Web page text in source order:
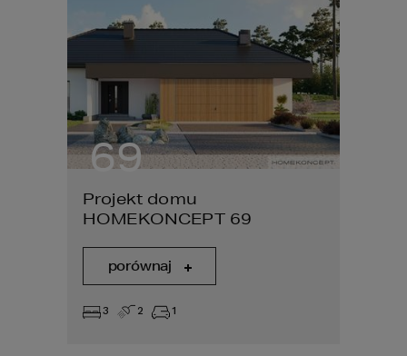
69
Projekt domu
HOMEKONCEPT 69
porównaj
3 2 1